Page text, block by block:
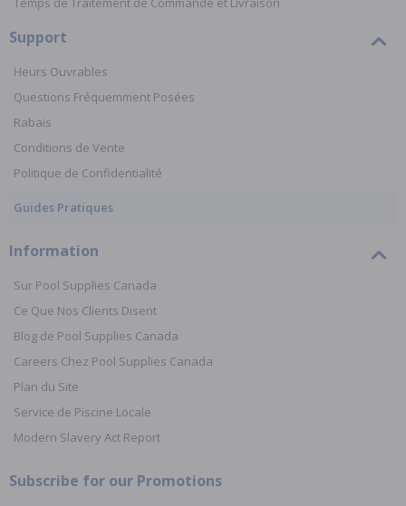
Support
Heurs Ouvrables
Questions Fréquemment Posées
Rabais
Conditions de Vente
Politique de Confidentialité
Guides Pratiques
Information
Sur Pool Supplies Canada
Ce Que Nos Clients Disent
Blog de Pool Supplies Canada
Careers Chez Pool Supplies Canada
Plan du Site
Service de Piscine Locale
Modern Slavery Act Report
Subscribe for our Promotions